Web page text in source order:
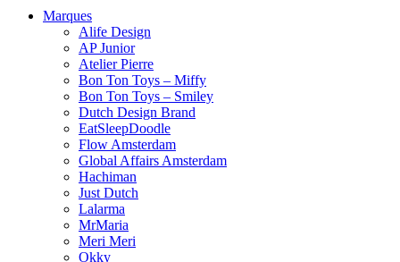
Marques
Alife Design
AP Junior
Atelier Pierre
Bon Ton Toys – Miffy
Bon Ton Toys – Smiley
Dutch Design Brand
EatSleepDoodle
Flow Amsterdam
Global Affairs Amsterdam
Hachiman
Just Dutch
Lalarma
MrMaria
Meri Meri
Okky